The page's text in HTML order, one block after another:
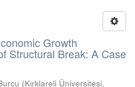
Growth
Structural Break: A Case
(Kırklareli Üniversitesi,